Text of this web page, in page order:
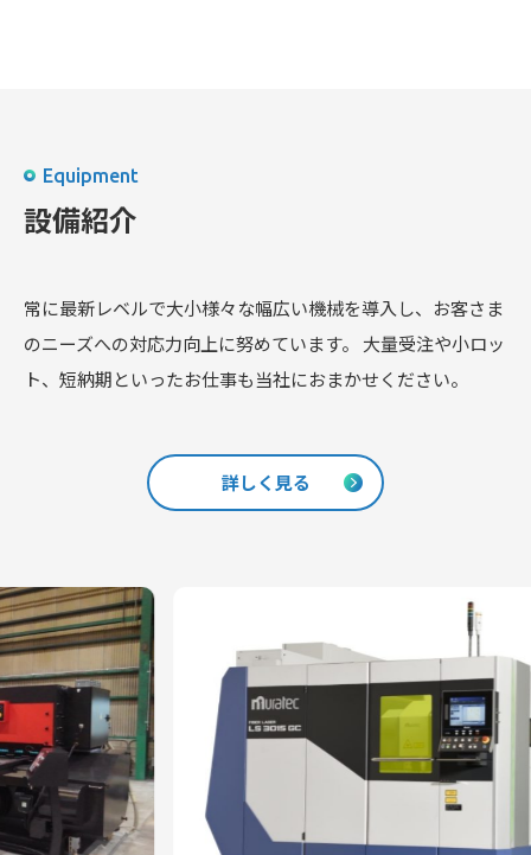
Equipment
設備紹介
常に最新レベルで大小様々な幅広い機械を導入し、お客さま
のニーズへの対応力向上に努めています。
大量受注や小ロッ
ト、短納期といったお仕事も当社におまかせください。
詳しく見る